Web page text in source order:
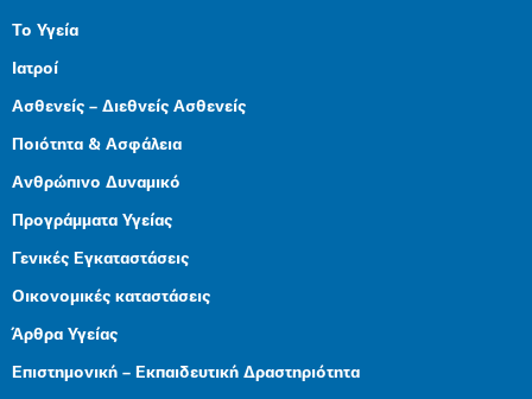
Το Υγεία
Ιατροί
Ασθενείς – Διεθνείς Ασθενείς
Ποιότητα & Ασφάλεια
Ανθρώπινο Δυναμικό
Προγράμματα Υγείας
Γενικές Εγκαταστάσεις
Οικονομικές καταστάσεις
Άρθρα Υγείας
Επιστημονική – Εκπαιδευτική Δραστηριότητα